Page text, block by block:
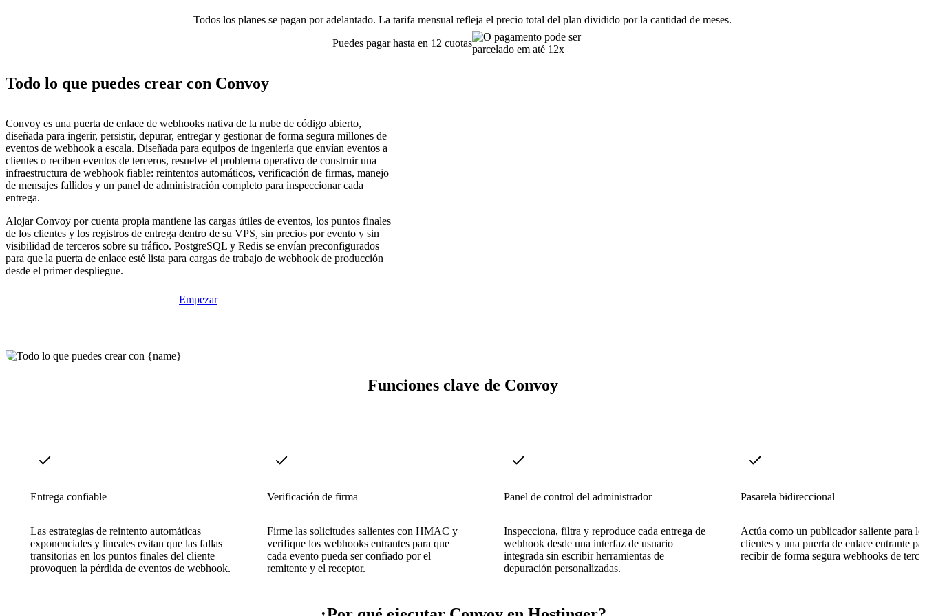
Todos los planes se pagan por adelantado. La tarifa mensual refleja el precio total del plan dividido por la cantidad de meses.
Puedes pagar hasta en 12 cuotas
Todo lo que puedes crear con Convoy
Convoy es una puerta de enlace de webhooks nativa de la nube de código abierto,
diseñada para ingerir, persistir, depurar, entregar y gestionar de forma segura millones de
eventos de webhook a escala. Diseñada para equipos de ingeniería que envían eventos a
clientes o reciben eventos de terceros, resuelve el problema operativo de construir una
infraestructura de webhook fiable: reintentos automáticos, verificación de firmas, manejo
de mensajes fallidos y un panel de administración completo para inspeccionar cada
entrega.
Alojar Convoy por cuenta propia mantiene las cargas útiles de eventos, los puntos finales
de los clientes y los registros de entrega dentro de su VPS, sin precios por evento y sin
visibilidad de terceros sobre su tráfico. PostgreSQL y Redis se envían preconfigurados
para que la puerta de enlace esté lista para cargas de trabajo de webhook de producción
desde el primer despliegue.
Empezar
Funciones clave de Convoy
Entrega confiable
Las estrategias de reintento automáticas
exponenciales y lineales evitan que las fallas
transitorias en los puntos finales del cliente
provoquen la pérdida de eventos de webhook.
Verificación de firma
Firme las solicitudes salientes con HMAC y
verifique los webhooks entrantes para que
cada evento pueda ser confiado por el
remitente y el receptor.
Panel de control del administrador
Inspecciona, filtra y reproduce cada entrega de
webhook desde una interfaz de usuario
integrada sin escribir herramientas de
depuración personalizadas.
Pasarela bidireccional
Actúa como un publicador saliente para
clientes y una puerta de enlace entrante
recibir de forma segura webhooks de